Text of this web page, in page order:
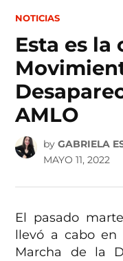
POSTED
NOTICIAS
Esta es la
AMLO
by GABRIELA
MAYO 11, 2022
El pasado
llevó a cabo en
Marcha de la